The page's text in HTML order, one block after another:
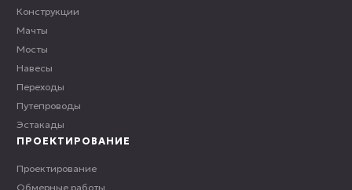
Конструкции
Мачты
Мосты
Навесы
Переходы
Путепроводы
Эстакады
ПРОЕКТИРОВАНИЕ
Проектирование
Обмерные работы